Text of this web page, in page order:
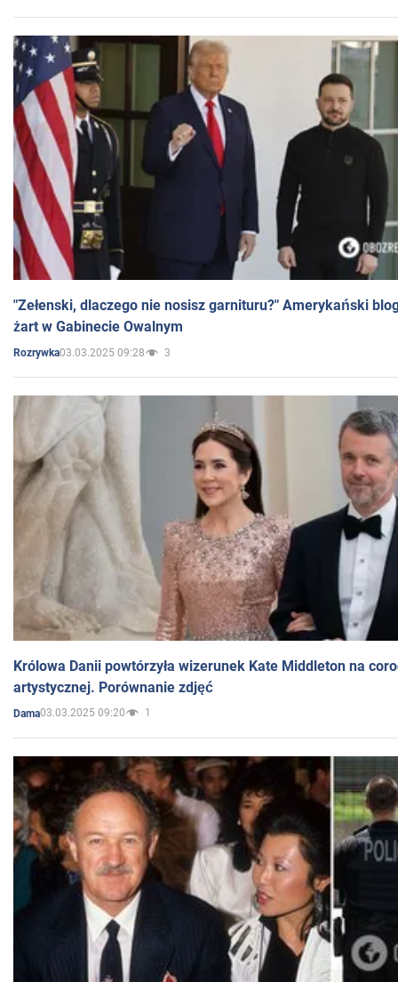
"Zełenski, dlaczego nie nosisz garnituru?" Amerykański
żart w Gabinecie Owalnym
Rozrywka03.03.2025 09:28 3
Królowa Danii powtórzyła wizerunek Kate Middleton na
artystycznej. Porównanie zdjęć
Dama03.03.2025 09:20 1